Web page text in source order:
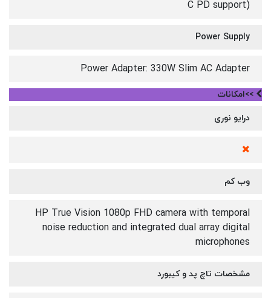
C PD support)
Power Supply
Power Adapter: 330W Slim AC Adapter
>>امکانات
درایو نوری
وب کم
HP True Vision 1080p FHD camera with temporal
noise reduction and integrated dual array digital
microphones
مشخصات تاچ پد و کیبورد